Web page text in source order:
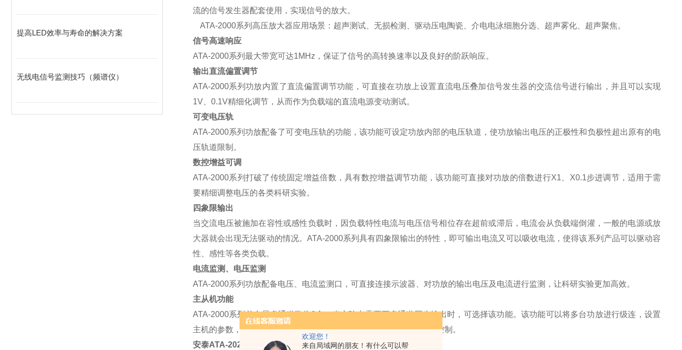
欢迎您！
来自局域网的朋友！有什么可以帮
提高LED效率与寿命的解决方案
无线电信号监测技巧（频谱仪）
流的信号发生器配套使用，实现信号的放大。
ATA-2000系列高压放大器应用场景：超声测试、无损检测、驱动压电陶瓷、介电电泳细胞分选、超声雾化、超声聚焦。
信号高速响应
ATA-2000系列最大带宽可达1MHz ，保证了信号的高转换速率以及良好的阶跃响应。
输出直流偏置调节
ATA-2000系列功放内置了直流偏置调节功能，可直接在功放上设置直流电压叠加信号发生器的交流信号进行输出，并且可以实现
1V
0.1V精细化调节，从而作为负载端的直流电源变动测试。
可变电压轨
ATA-2000系列功放配备了可变电压轨的功能，该功能可设定功放内部的电压轨道，使功放输出电压的正极性和负极性超出原有的电
压轨道限制。
数控增益可调
ATA-2000系列打破了传统固定增益倍数，具有数控增益调节功能，该功能可直接对功放的倍数进行X1 X0.1步进调节，适用于需
要精细调整电压的各类科研实验。
四象限输出
当交流电压被施加在容性或感性负载时，因负载特性电流与电压信号相位存在超前或滞后， 电流会从负载端倒灌，一般的电源或放
大器就会出现无法驱动的情况。 ATA-2000系列具有四象限输出的特性，即可输出电流又可以吸收电流，使得该系列产品可以驱动容
性、感性等各类负载。
电流监测、电压监测
ATA-2000系列功放配备电压、电流监测口，可直接连接示波器、对功放的输出电压及电流进行监测，让科研实验更加高效。
主从机功能
ATA-2000系列单台最多通道数为2个，当实验中需要更多通道同步输出时，可选择该功能。该功能可以将多台功放进行级连，设置
主机的参数，级连的从机可同步做变化。断开连接，还能够实现独立控制。
安泰ATA-2022B ATA-2048 系列高压放大器指标